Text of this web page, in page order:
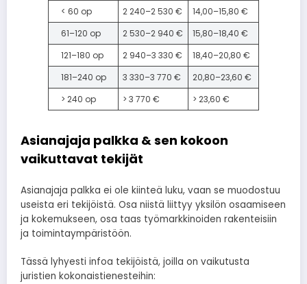
< 60 op 2 240–2 530 €
14,00–15,80 €
61–120 op
2 530–2 940 €
15,80–18,40 €
121–180 op
2 940–3 330 €
18,40–20,80 €
181–240 op
3 330–3 770 €
20,80–23,60 €
> 240 op
> 3 770 € > 23,60 €
Asianajaja palkka & sen kokoon
vaikuttavat tekijät
Asianajaja palkka ei ole kiinteä luku, vaan se muodostuu
useista eri tekijöistä. Osa niistä liittyy yksilön osaamiseen
ja kokemukseen, osa taas työmarkkinoiden rakenteisiin
ja toimintaympäristöön.
Tässä lyhyesti infoa tekijöistä, joilla on vaikutusta
juristien kokonaistienesteihin: